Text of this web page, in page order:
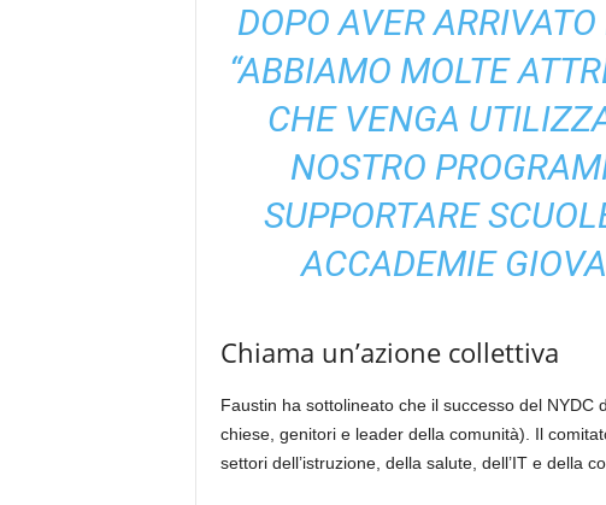
DOPO AVER
“ABBIAMO MOLTE
CHE VENGA
NOSTRO
SUPPORTARE
ACCADEMIE
Chiama un’azione collettiva
Faustin ha sottolineato che il successo del NYDC
chiese, genitori e leader della comunità). Il
settori dell’istruzione, della salute, dell’IT e della